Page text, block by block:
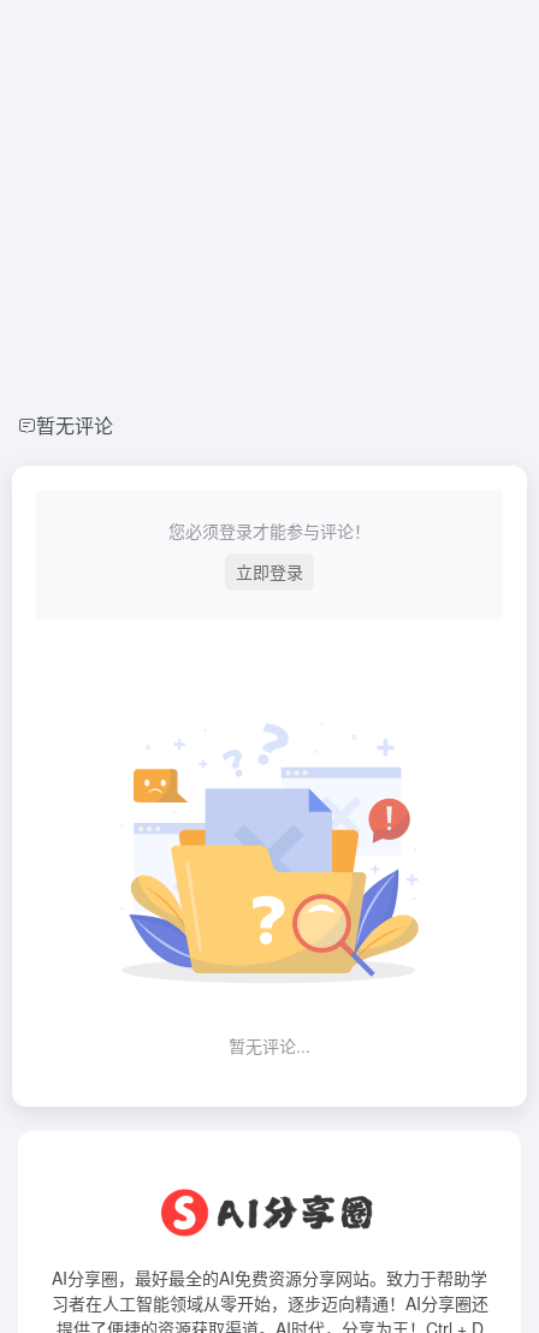
暂无评论
您必须登录才能参与评论！
立即登录
暂无评论...
AI分享圈，最好最全的AI免费资源分享网站。致力于帮助学
习者在人工智能领域从零开始，逐步迈向精通！AI分享圈还
提供了便捷的资源获取渠道。AI时代，分享为王！Ctrl + D